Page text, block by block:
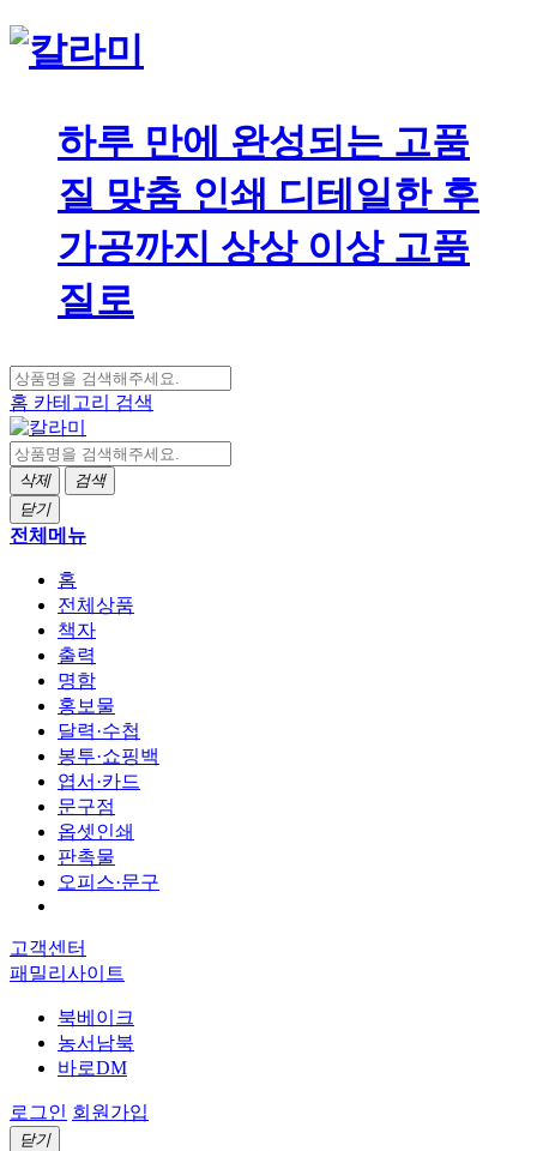
하루 만에 완성되는 고품
질 맞춤 인쇄 디테일한 후
가공까지 상상 이상 고품
질로
홈 카테고리 검색
삭제
검색
닫기
전체메뉴
홈
전체상품
책자
출력
명함
홍보물
달력·수첩
봉투·쇼핑백
엽서·카드
문구점
옵셋인쇄
판촉물
오피스·문구
고객센터
패밀리사이트
북베이크
농서남북
바로DM
로그인 회원가입
닫기